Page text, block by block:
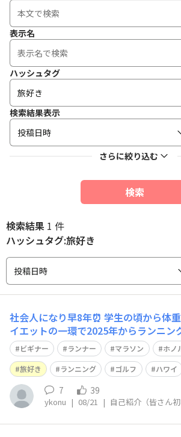
表示名
ハッシュタグ
検索結果表示
投稿日時
さらに絞り込む
検索
検索結果 1 件
ハッシュタグ:旅好き
投稿日時
社会人になり早8年⏰ 学生の頃から体重が20kg増え、ダ
イエットの一環で2025年からランニン
ビギナーです🔰 年内にハーフ、フルマラソンの走破を目
標にしていて12/9-12/18までホノルル
ルマラソンに出場予定です🏃‍♂️🌈 普段は会社員兼個人事業
主として主にイ
ビギナー ランナー マラソン
ホノ
旅好き
ランニング ゴルフ ハワイ
7 39
ykonu | 08/21 | 自己紹介（皆さん初